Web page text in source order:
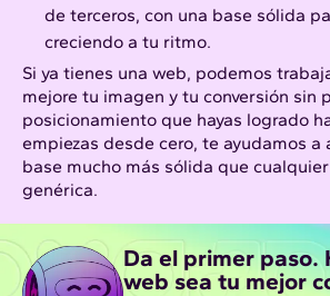
de terceros, con una base sólida
creciendo a tu ritmo.
Si ya tienes una web, podemos
mejore tu imagen y tu conversión sin
posicionamiento que hayas logrado
empiezas desde cero, te ayudamos a
base mucho más sólida que
genérica.
Da el primer paso.
web sea tu mejor